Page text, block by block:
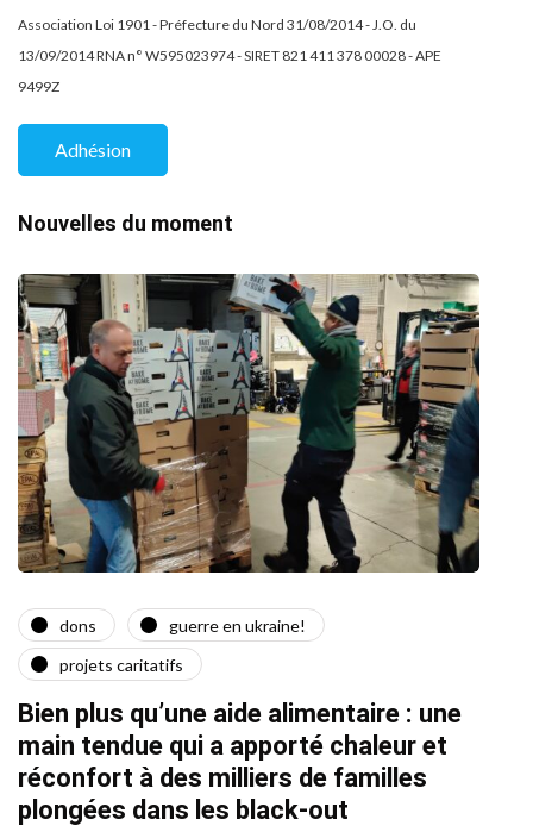
Association Loi 1901 - Préfecture du Nord 31/08/2014 - J.O. du
13/09/2014 RNA n° W595023974 - SIRET 821 411 378 00028 - APE
9499Z
Adhésion
Nouvelles du moment
dons
guerre en ukraine!
projets caritatifs
Bien plus qu’une aide alimentaire : une
main tendue qui a apporté chaleur et
réconfort à des milliers de familles
plongées dans les black-out